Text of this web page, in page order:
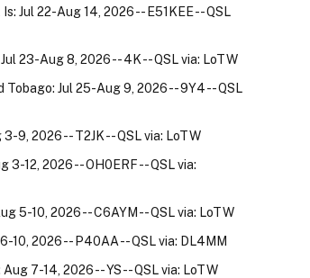
Jul 22-Aug 14, 2026 -- E51KEE -- QSL
23-Aug 8, 2026 -- 4K -- QSL via: LoTW
Tobago: Jul 25-Aug 9, 2026 -- 9Y4 -- QSL
9, 2026 -- T2JK -- QSL via: LoTW
3-12, 2026 -- OH0ERF -- QSL via:
5-10, 2026 -- C6AYM -- QSL via: LoTW
10, 2026 -- P40AA -- QSL via: DL4MM
Aug 7-14, 2026 -- YS -- QSL via: LoTW